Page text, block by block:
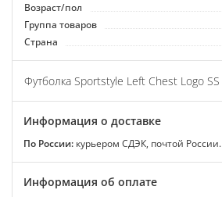
Возраст/пол
Группа товаров
Страна
Футболка Sportstyle Left Chest Logo SS
Информация о доставке
По России: курьером СДЭК, почтой России.
Информация об оплате